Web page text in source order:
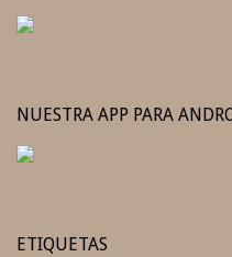
NUESTRA APP PARA
ETIQUETAS